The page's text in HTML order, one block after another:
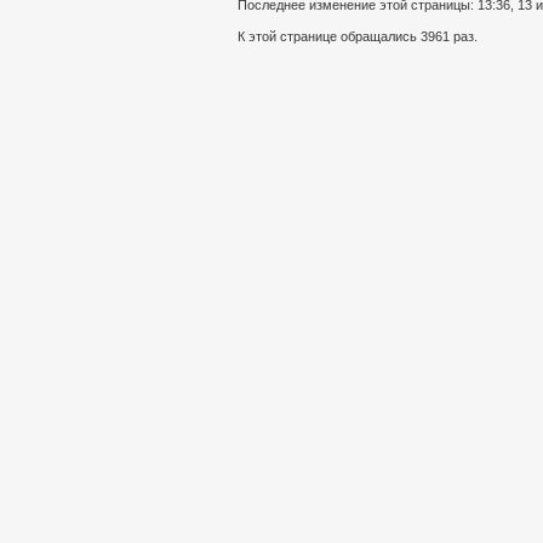
Последнее изменение этой страницы: 13:36, 13
К этой странице обращались 3961 раз.